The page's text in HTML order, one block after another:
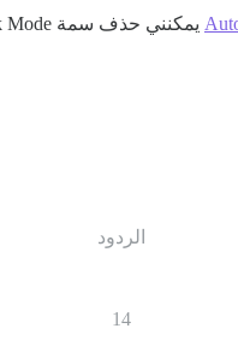
يمكنني حذف سمة Discourse Dark Mode!
الردود
14